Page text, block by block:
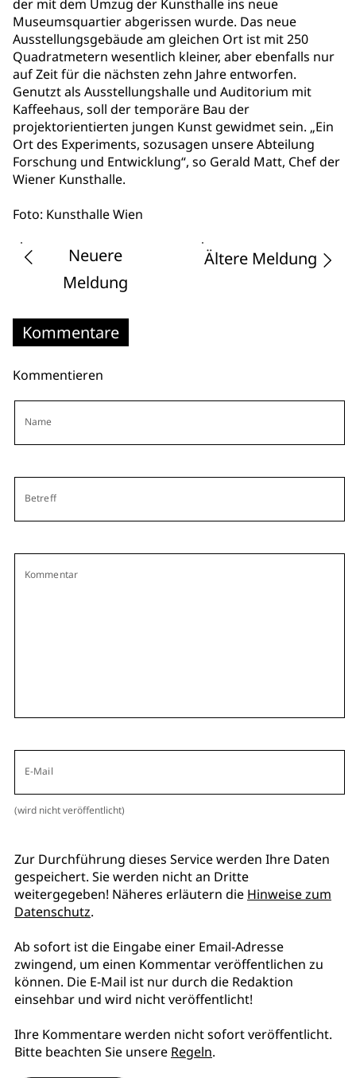
der mit dem Umzug der Kunsthalle ins neue
Museumsquartier abgerissen wurde. Das neue
Ausstellungsgebäude am gleichen Ort ist mit 250
Quadratmetern wesentlich kleiner, aber ebenfalls nur
auf Zeit für die nächsten zehn Jahre entworfen.
Genutzt als Ausstellungshalle und Auditorium mit
Kaffeehaus, soll der temporäre Bau der
projektorientierten jungen Kunst gewidmet sein. „Ein
Ort des Experiments, sozusagen unsere Abteilung
Forschung und Entwicklung“, so Gerald Matt, Chef der
Wiener Kunsthalle.
Foto: Kunsthalle Wien
Neuere
Meldung
Ältere Meldung
Kommentare
Kommentieren
Name
Betreff
Kommentar
E-Mail
(wird nicht veröffentlicht)
Zur Durchführung dieses Service werden Ihre Daten
gespeichert. Sie werden nicht an Dritte
weitergegeben! Näheres erläutern die Hinweise zum
Datenschutz.
Ab sofort ist die Eingabe einer Email-Adresse
zwingend, um einen Kommentar veröffentlichen zu
können. Die E-Mail ist nur durch die Redaktion
einsehbar und wird nicht veröffentlicht!
Ihre Kommentare werden nicht sofort veröffentlicht.
Bitte beachten Sie unsere Regeln.